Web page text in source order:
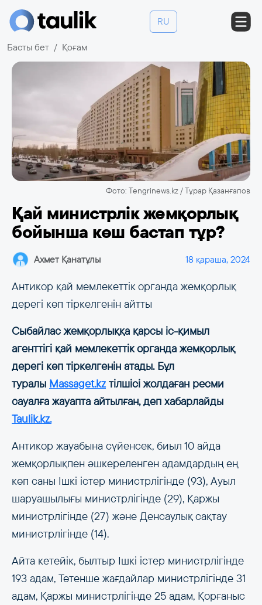
RU
Басты бет Қоғам
Фото: Tengrinews.kz / Тұрар Қазанғапов
Қай министрлік жемқорлық
бойынша көш бастап тұр?
Ахмет Қанатұлы 18 қараша, 2024
Антикор қай мемлекеттік органда жемқорлық
дерегі көп тіркелгенін айтты
Сыбайлас жемқорлыққа қарсы іс-қимыл
агенттігі қай мемлекеттік органда жемқорлық
дерегі көп тіркелгенін атады. Бұл
туралы Massaget.kz тілшісі жолдаған ресми
сауалға жауапта айтылған, деп хабарлайды
Taulik.kz.
Антикор жауабына сүйенсек, биыл 10 айда
жемқорлықпен әшкереленген адамдардың ең
көп саны Ішкі істер министрлігінде (93), Ауыл
шаруашылығы министрлігінде (29), Қаржы
министрлігінде (27) және Денсаулық сақтау
министрлігінде (14).
Айта кетейік, былтыр Ішкі істер министрлігінде
193 адам, Төтенше жағдайлар министрлігінде 31
адам, Қаржы министрлігінде 25 адам, Қорғаныс